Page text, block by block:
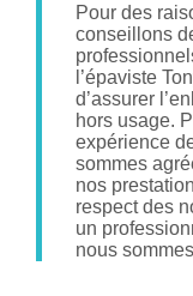
Pour des
conseillons
l’épaviste
d’assurer
hors usage.
expérience
sommes
nos
respect des
un
nous